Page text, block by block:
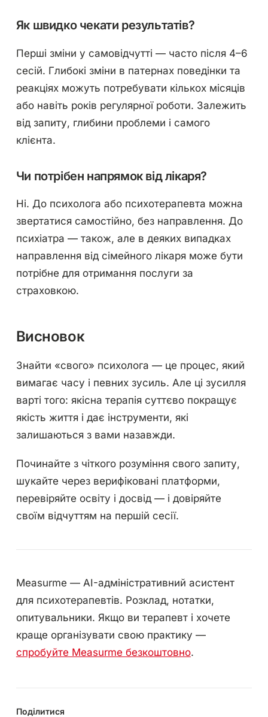
Як швидко чекати результатів?
Перші зміни у самовідчутті — часто після 4–6
сесій. Глибокі зміни в патернах поведінки та
реакціях можуть потребувати кількох місяців
або навіть років регулярної роботи. Залежить
від запиту, глибини проблеми і самого
клієнта.
Чи потрібен напрямок від лікаря?
Ні. До психолога або психотерапевта можна
звертатися самостійно, без направлення. До
психіатра — також, але в деяких випадках
направлення від сімейного лікаря може бути
потрібне для отримання послуги за
страховкою.
Висновок
Знайти «свого» психолога — це процес, який
вимагає часу і певних зусиль. Але ці зусилля
варті того: якісна терапія суттєво покращує
якість життя і дає інструменти, які
залишаються з вами назавжди.
Починайте з чіткого розуміння свого запиту,
шукайте через верифіковані платформи,
перевіряйте освіту і досвід — і довіряйте
своїм відчуттям на першій сесії.
Measurme — AI-адміністративний асистент
для психотерапевтів. Розклад, нотатки,
опитувальники. Якщо ви терапевт і хочете
краще організувати свою практику —
спробуйте Measurme безкоштовно.
Поділитися